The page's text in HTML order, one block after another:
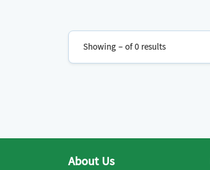
Showing – of 0 results
About Us